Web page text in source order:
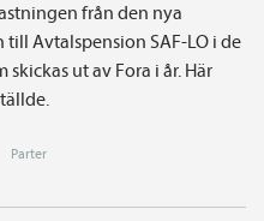
från den nya
Avtalspension SAF-LO i de
ut av Fora i år. Här
Parter